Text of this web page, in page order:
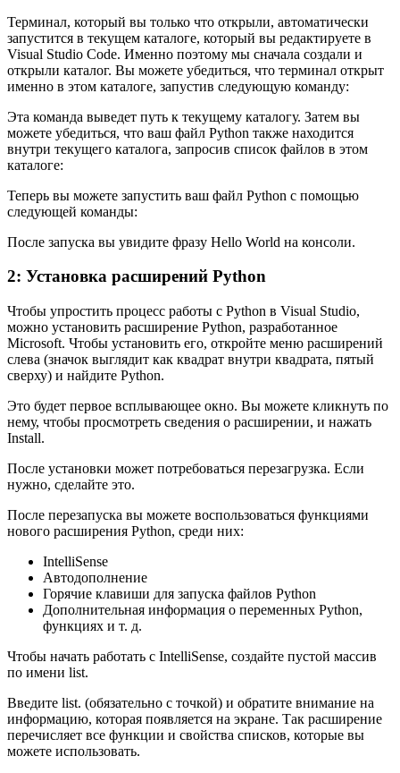
Терминал, который вы только что открыли, автоматически
запустится в текущем каталоге, который вы редактируете в
Visual Studio Code. Именно поэтому мы сначала создали и
открыли каталог. Вы можете убедиться, что терминал открыт
именно в этом каталоге, запустив следующую команду:
Эта команда выведет путь к текущему каталогу. Затем вы
можете убедиться, что ваш файл Python также находится
внутри текущего каталога, запросив список файлов в этом
каталоге:
Теперь вы можете запустить ваш файл Python с помощью
следующей команды:
После запуска вы увидите фразу Hello World на консоли.
2: Установка расширений Python
Чтобы упростить процесс работы с Python в Visual Studio,
можно установить расширение Python, разработанное
Microsoft. Чтобы установить его, откройте меню расширений
слева (значок выглядит как квадрат внутри квадрата, пятый
сверху) и найдите Python.
Это будет первое всплывающее окно. Вы можете кликнуть по
нему, чтобы просмотреть сведения о расширении, и нажать
Install.
После установки может потребоваться перезагрузка. Если
нужно, сделайте это.
После перезапуска вы можете воспользоваться функциями
нового расширения Python, среди них:
IntelliSense
Автодополнение
Горячие клавиши для запуска файлов Python
Дополнительная информация о переменных Python,
функциях и т. д.
Чтобы начать работать с IntelliSense, создайте пустой массив
по имени list.
Введите list. (обязательно с точкой) и обратите внимание на
информацию, которая появляется на экране. Так расширение
перечисляет все функции и свойства списков, которые вы
можете использовать.